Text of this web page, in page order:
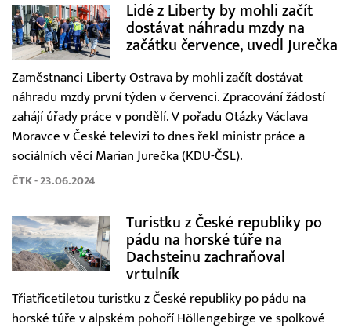
Lidé z Liberty by mohli začít
dostávat náhradu mzdy na
začátku července, uvedl Jurečka
Zaměstnanci Liberty Ostrava by mohli začít dostávat
náhradu mzdy první týden v červenci. Zpracování žádostí
zahájí úřady práce v pondělí. V pořadu Otázky Václava
Moravce v České televizi to dnes řekl ministr práce a
sociálních věcí Marian Jurečka (KDU-ČSL).
ČTK - 23.06.2024
Turistku z České republiky po
pádu na horské túře na
Dachsteinu zachraňoval
vrtulník
Třiatřicetiletou turistku z České republiky po pádu na
horské túře v alpském pohoří Höllengebirge ve spolkové